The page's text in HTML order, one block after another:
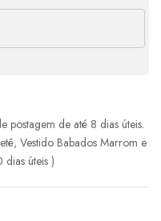
postagem de até 8 dias úteis.
Vestido Babados Marrom e
dias úteis )